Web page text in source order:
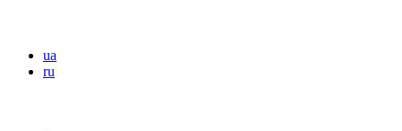
ua
ru